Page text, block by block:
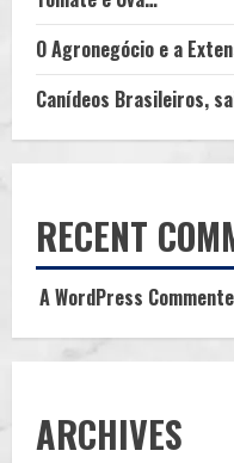
O Agronegócio e a
Canídeos Brasileiros,
RECENT
A WordPress
ARCHIVES